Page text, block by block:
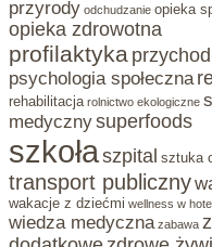
przyrody odchudzanie opieka
opieka zdrowotna
profilaktyka
psychologia społeczna
rehabilitacja rolnictwo ekologiczne
medycznysuperfoods
szkołaszpital sztuka
transport publiczny
wakacje z dziećmi wellness w
wiedza medyczna zabawa